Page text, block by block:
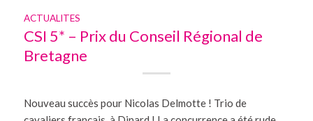
ACTUALITES
CSI 5* – Prix du Conseil Régional de
Bretagne
Nouveau succès pour Nicolas Delmotte ! Trio de